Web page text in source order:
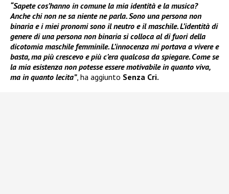
“Sapete cos’hanno in comune la mia identità e la musica?
Anche chi non ne sa niente ne parla. Sono una persona non
binaria e i miei pronomi sono il neutro e il maschile. L’identità di
genere di una persona non binaria si colloca al di fuori della
dicotomia maschile femminile. L’innocenza mi portava a vivere e
basta, ma più crescevo e più c’era qualcosa da spiegare. Come se
la mia esistenza non potesse essere motivabile in quanto viva,
ma in quanto lecita”, ha aggiunto Senza Cri.